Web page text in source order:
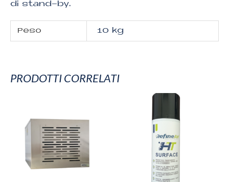
di stand-by.
Peso 10 kg
PRODOTTI CORRELATI